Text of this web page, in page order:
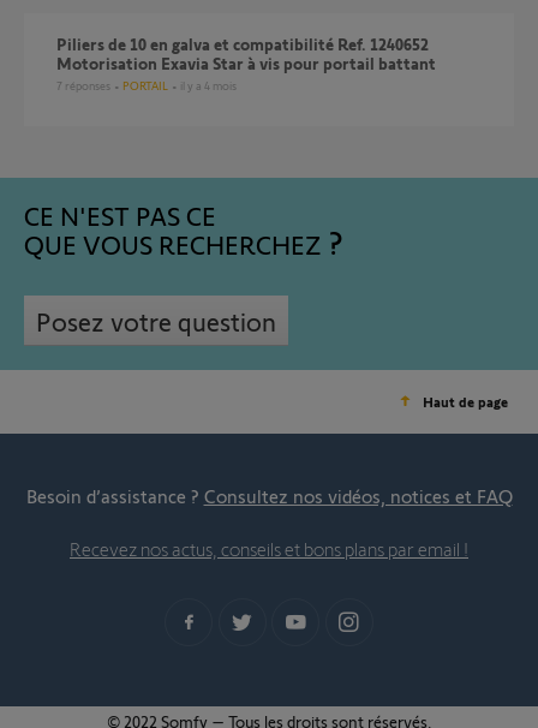
Piliers de 10 en galva et compatibilité Ref. 1240652
Motorisation Exavia Star à vis pour portail battant
7 réponses PORTAIL il y a 4 mois
CE N'EST PAS CE
QUE VOUS RECHERCHEZ
Posez votre question
Haut de page
Besoin d’assistance ? Consultez nos vidéos, notices et FAQ
Recevez nos actus, conseils et bons plans par email !
© 2022 Somfy – Tous les droits sont réservés.